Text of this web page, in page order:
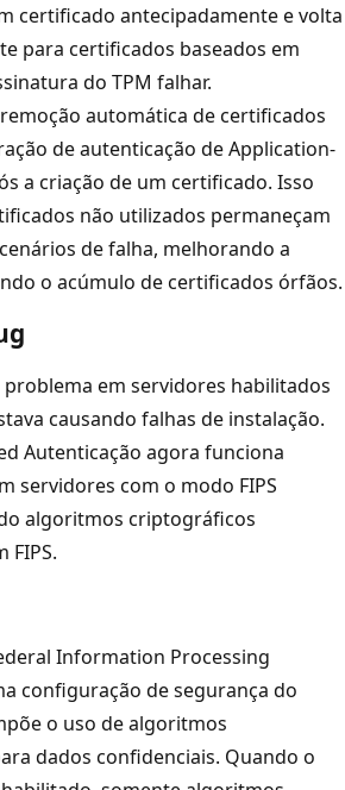
certificado antecipadamente e volta
para certificados baseados em
do TPM falhar.
automática de certificados
de autenticação de Application-
a criação de um certificado. Isso
não utilizados permaneçam
de falha, melhorando a
o acúmulo de certificados órfãos.
problema em servidores habilitados
causando falhas de instalação.
Autenticação agora funciona
servidores com o modo FIPS
algoritmos criptográficos
FIPS.
Information Processing
configuração de segurança do
o uso de algoritmos
dados confidenciais. Quando o